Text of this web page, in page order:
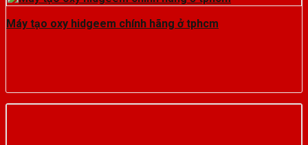
Máy tạo oxy hidgeem chính hãng ở tphcm